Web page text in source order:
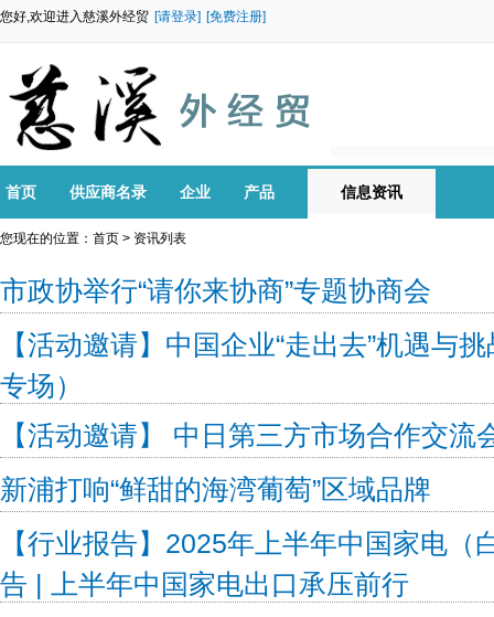
您好,欢迎进入慈溪外经贸 [请登录] [免费注册]
首页 供应商名录 企业 产品 信息资讯
您现在的位置： 首页 > 资讯列表
市政协举行“请你来协商”专题协商会
【活动邀请】中国企业“走出去”机遇与
专场）
【活动邀请】 中日第三方市场合作交流
新浦打响“鲜甜的海湾葡萄”区域品牌
【行业报告】2025年上半年中国家电（
告 | 上半年中国家电出口承压前行